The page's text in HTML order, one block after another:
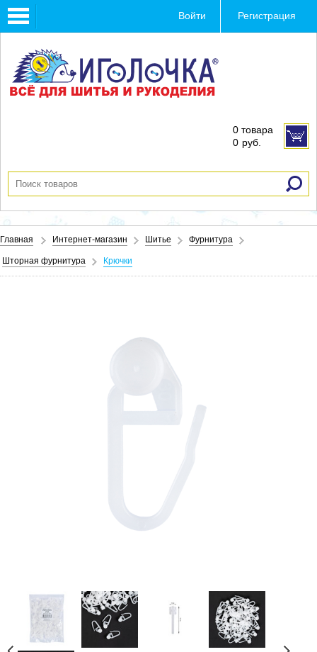
Toggle
navigation
Войти Регистрация
0 товара
0 руб.
Главная Интернет-магазин Шитье Фурнитура
Шторная фурнитура Крючки